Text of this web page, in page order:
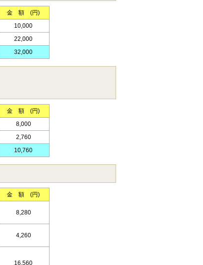
金 額 (円)
10,000
22,000
32,000
金 額 (円)
8,000
2,760
10,760
金 額 (円)
8,280
4,260
16,560